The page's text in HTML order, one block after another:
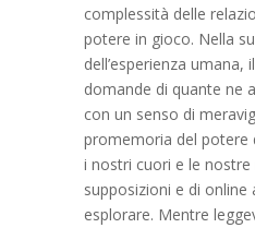
complessità delle
potere in gioco. Nella
dell’esperienza umana,
domande di quante ne
con un senso di
promemoria del potere
i nostri cuori e le
supposizioni e di online
esplorare. Mentre